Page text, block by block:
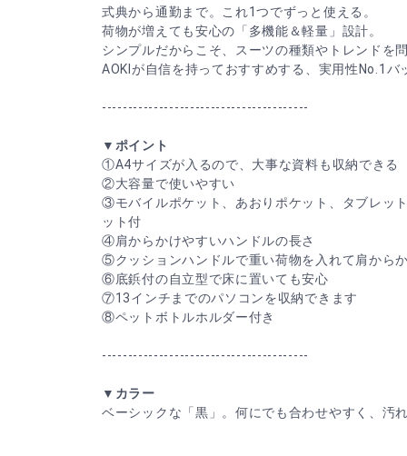
式典から通勤まで。これ1つでずっと使える。
荷物が増えても安心の「多機能＆軽量」設計。
シンプルだからこそ、スーツの種類やトレンドを
AOKIが自信を持っておすすめする、実用性No.1バ
----------------------------------------
▼ポイント
①A4サイズが入るので、大事な資料も収納できる
②大容量で使いやすい
③モバイルポケット、あおりポケット、タブレッ
ット付
④肩からかけやすいハンドルの長さ
⑤クッションハンドルで重い荷物を入れて肩から
⑥底鋲付の自立型で床に置いても安心
⑦13インチまでのパソコンを収納できます
⑧ペットボトルホルダー付き
----------------------------------------
▼カラー
ベーシックな「黒」。何にでも合わせやすく、汚